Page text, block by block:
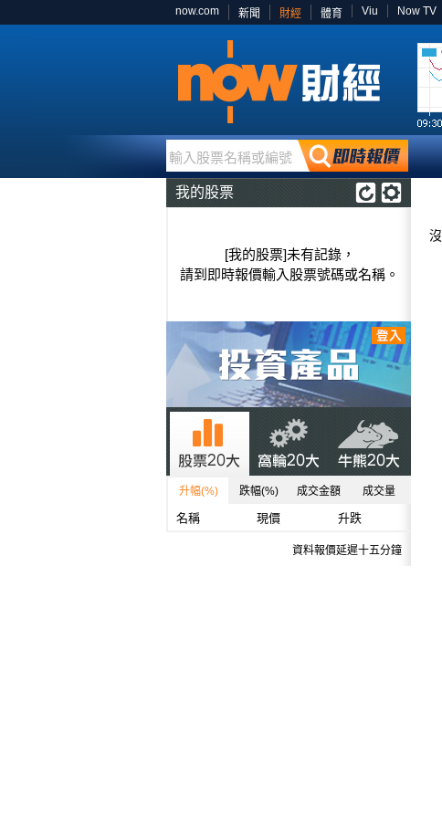
now.com 新聞 財經 體育 Viu Now TV
輸入股票名稱或編號
我的股票
[我的股票]未有記錄，
請到即時報價輸入股票號碼或名稱。
升幅(%) 跌幅(%) 成交金額 成交量
名稱 現價 升跌
資料報價延遲十五分鐘